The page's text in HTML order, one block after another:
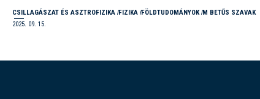
CSILLAGÁSZAT ÉS ASZTROFIZIKA FIZIKA FÖLDTUDOMÁNYOK M BETŰS SZAVAK
2025. 09. 15.